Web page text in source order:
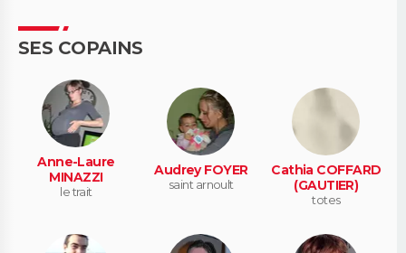
SES COPAINS
Anne-Laure
MINAZZI
le trait
Audrey FOYER
saint arnoult
Cathia COFFARD
(GAUTIER)
totes